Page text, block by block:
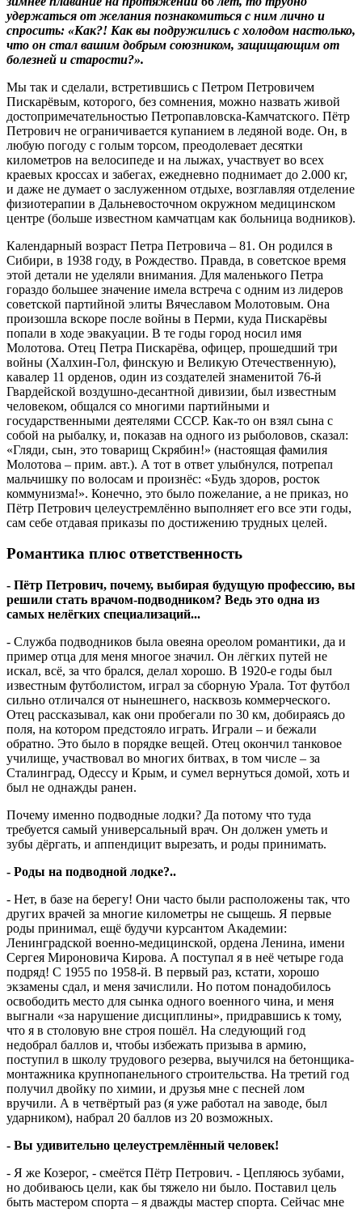
удержаться от желания познакомиться с ним лично и
спросить: «Как?! Как вы подружились с холодом настолько,
что он стал вашим добрым союзником, защищающим от
болезней и старости?».
Мы так и сделали, встретившись с Петром Петровичем
Пискарёвым, которого, без сомнения, можно назвать живой
достопримечательностью Петропавловска-Камчатского. Пётр
Петрович не ограничивается купанием в ледяной воде. Он, в
любую погоду с голым торсом, преодолевает десятки
километров на велосипеде и на лыжах, участвует во всех
краевых кроссах и забегах, ежедневно поднимает до 2.000 кг,
и даже не думает о заслуженном отдыхе, возглавляя отделение
физиотерапии в Дальневосточном окружном медицинском
центре (больше известном камчатцам как больница водников).
Календарный возраст Петра Петровича – 81. Он родился в
Сибири, в 1938 году, в Рождество. Правда, в советское время
этой детали не уделяли внимания. Для маленького Петра
гораздо большее значение имела встреча с одним из лидеров
советской партийной элиты Вячеславом Молотовым. Она
произошла вскоре после войны в Перми, куда Пискарёвы
попали в ходе эвакуации. В те годы город носил имя
Молотова. Отец Петра Пискарёва, офицер, прошедший три
войны (Халхин-Гол, финскую и Великую Отечественную),
кавалер 11 орденов, один из создателей знаменитой 76-й
Гвардейской воздушно-десантной дивизии, был известным
человеком, общался со многими партийными и
государственными деятелями СССР. Как-то он взял сына с
собой на рыбалку, и, показав на одного из рыболовов, сказал:
«Гляди, сын, это товарищ Скрябин!» (настоящая фамилия
Молотова – прим. авт.). А тот в ответ улыбнулся, потрепал
мальчишку по волосам и произнёс: «Будь здоров, росток
коммунизма!». Конечно, это было пожелание, а не приказ, но
Пётр Петрович целеустремлённо выполняет его все эти годы,
сам себе отдавая приказы по достижению трудных целей.
Романтика плюс ответственность
- Пётр Петрович, почему, выбирая будущую профессию, вы
решили стать врачом-подводником? Ведь это одна из
самых нелёгких специализаций...
- Служба подводников была овеяна ореолом романтики, да и
пример отца для меня многое значил. Он лёгких путей не
искал, всё, за что брался, делал хорошо. В 1920-е годы был
известным футболистом, играл за сборную Урала. Тот футбол
сильно отличался от нынешнего, насквозь коммерческого.
Отец рассказывал, как они пробегали по 30 км, добираясь до
поля, на котором предстояло играть. Играли – и бежали
обратно. Это было в порядке вещей. Отец окончил танковое
училище, участвовал во многих битвах, в том числе – за
Сталинград, Одессу и Крым, и сумел вернуться домой, хоть и
был не однажды ранен.
Почему именно подводные лодки? Да потому что туда
требуется самый универсальный врач. Он должен уметь и
зубы дёргать, и аппендицит вырезать, и роды принимать.
- Роды на подводной лодке?..
- Нет, в базе на берегу! Они часто были расположены так, что
других врачей за многие километры не сыщешь. Я первые
роды принимал, ещё будучи курсантом Академии:
Ленинградской военно-медицинской, ордена Ленина, имени
Сергея Мироновича Кирова. А поступал я в неё четыре года
подряд! С 1955 по 1958-й. В первый раз, кстати, хорошо
экзамены сдал, и меня зачислили. Но потом понадобилось
освободить место для сынка одного военного чина, и меня
выгнали «за нарушение дисциплины», придравшись к тому,
что я в столовую вне строя пошёл. На следующий год
недобрал баллов и, чтобы избежать призыва в армию,
поступил в школу трудового резерва, выучился на бетонщика-
монтажника крупнопанельного строительства. На третий год
получил двойку по химии, и друзья мне с песней лом
вручили. А в четвёртый раз (я уже работал на заводе, был
ударником), набрал 20 баллов из 20 возможных.
- Вы удивительно целеустремлённый человек!
- Я же Козерог, - смеётся Пётр Петрович. - Цепляюсь зубами,
но добиваюсь цели, как бы тяжело ни было. Поставил цель
быть мастером спорта – я дважды мастер спорта. Сейчас мне